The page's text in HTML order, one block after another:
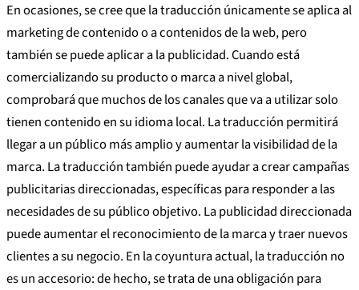
En ocasiones, se cree que la traducción únicamente se aplica al
marketing de contenido o a contenidos de la web, pero
también se puede aplicar a la publicidad. Cuando está
comercializando su producto o marca a nivel global,
comprobará que muchos de los canales que va a utilizar solo
tienen contenido en su idioma local. La traducción permitirá
llegar a un público más amplio y aumentar la visibilidad de la
marca. La traducción también puede ayudar a crear campañas
publicitarias direccionadas, específicas para responder a las
necesidades de su público objetivo. La publicidad direccionada
puede aumentar el reconocimiento de la marca y traer nuevos
clientes a su negocio. En la coyuntura actual, la traducción no
es un accesorio: de hecho, se trata de una obligación para